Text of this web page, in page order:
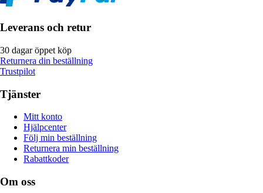
Leverans och retur
30 dagar öppet köp
Returnera din beställning
Trustpilot
Tjänster
Mitt konto
Hjälpcenter
Följ min beställning
Returnera min beställning
Rabattkoder
Om oss